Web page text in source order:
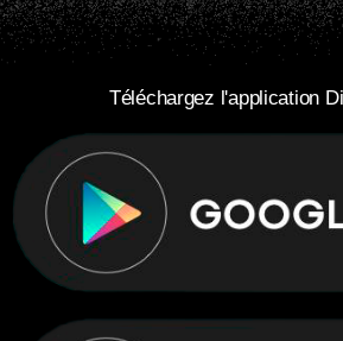
Téléchargez l'application